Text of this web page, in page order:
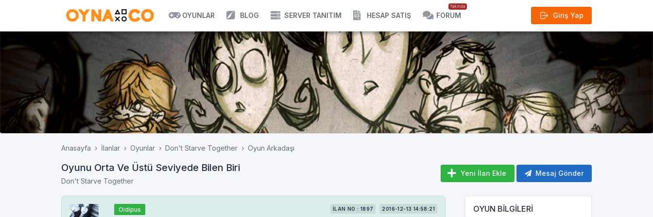
Giriş Yap
OYUNLAR BLOG SERVER TANITIM HESAP SATIŞ FORUM
Yakında
Anasayfa İlanlar Oyunlar Don't Starve Together Oyun Arkadaşı
Oyunu Orta Ve Üstü Seviyede Bilen Biri
Don't Starve Together
Yeni İlan Ekle Mesaj Gönder
Oidipus İLAN NO : 1897 2016-12-13 14:58:21 OYUN BİLGİLERİ